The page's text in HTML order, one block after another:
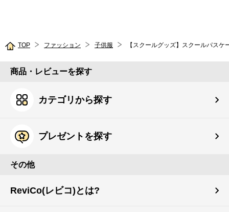
TOP ファッション 子供服 【スクールグッズ】スクールパスケ
商品・レビューを探す
カテゴリから探す
プレゼントを探す
その他
ReviCo(レビコ)とは?